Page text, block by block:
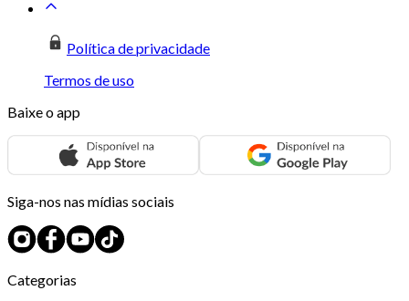
Política de privacidade
Termos de uso
Baixe o app
Siga-nos nas mídias sociais
Categorias